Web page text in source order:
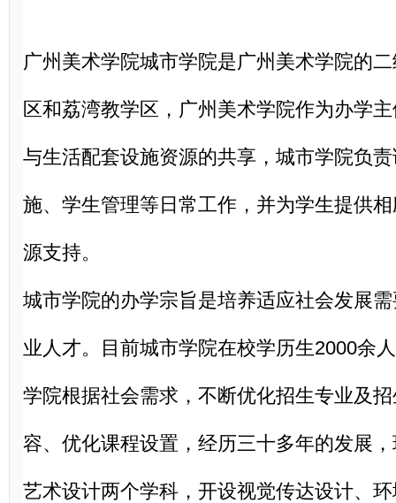
广州美术学院城市学院是广州美术学院的
区和荔湾教学区，广州美术学院作为办学
与生活配套设施资源的共享，城市学院负
施、学生管理等日常工作，并为学生提供
源支持。
城市学院的办学宗旨是培养适应社会发展
业人才。目前城市学院在校学历生2000余
学院根据社会需求，不断优化招生专业及
容、优化课程设置，经历三十多年的发展
艺术设计两个学科，开设视觉传达设计、